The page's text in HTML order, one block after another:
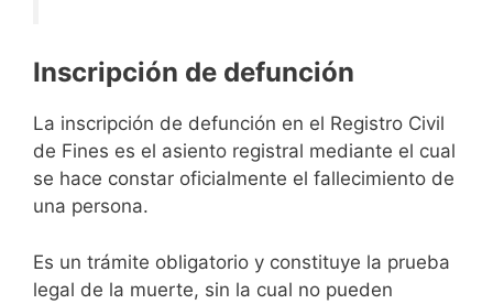
Inscripción de defunción
La inscripción de defunción en el Registro Civil
de Fines es el asiento registral mediante el cual
se hace constar oficialmente el fallecimiento de
una persona.
Es un trámite obligatorio y constituye la prueba
legal de la muerte, sin la cual no pueden